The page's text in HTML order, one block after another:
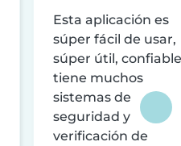
Esta aplicación es
súper fácil de usar,
súper útil,
tiene muchos
sistemas de
seguridad y
verificación de